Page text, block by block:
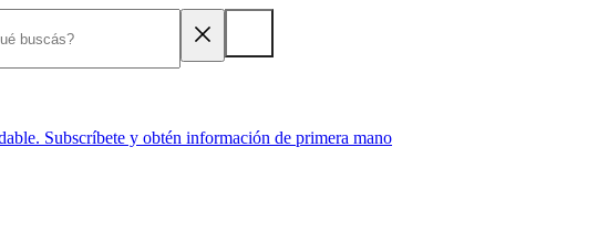
Subscríbete y obtén información de primera mano